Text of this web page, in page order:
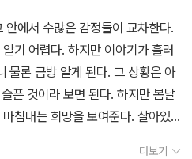
닥..해주고 싶다. 네 잘못이 아니란
움이지만, 조금씩 빈자리를 채워가
이 더 많이 함께 하길 기대해 봅니
한 이야기를 나눠보고 싶네요. 게
에 대해서요.다 읽고 나서, 은근히
에서 수많은 감정들이 교차한다.
기 어렵다. 하지만 이야기가 흘러
물론 금방 알게 된다. 그 상황은 아
픈 것이라 보면 된다. 하지만 봄날
침내는 희망을 보여준다. 살아있고
더보기